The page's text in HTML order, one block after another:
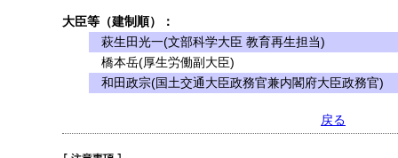
大臣等（建制順）：
萩生田光一(文部科学大臣 教育再生担当)
橋本岳(厚生労働副大臣)
和田政宗(国土交通大臣政務官兼内閣府大臣政務官)
戻る